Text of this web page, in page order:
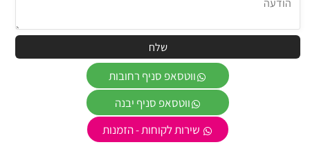
ווטסאפ סניף רחובות
ווטסאפ סניף יבנה
שירות לקוחות - הזמנות